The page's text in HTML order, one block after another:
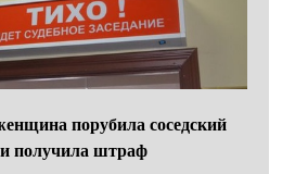
порубила соседский
получила штраф